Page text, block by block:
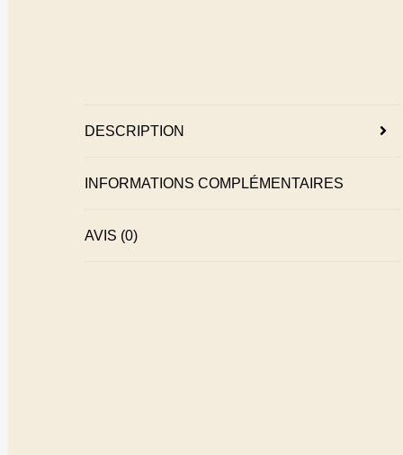
DESCRIPTION
INFORMATIONS COMPLÉMENTAIRES
AVIS (0)